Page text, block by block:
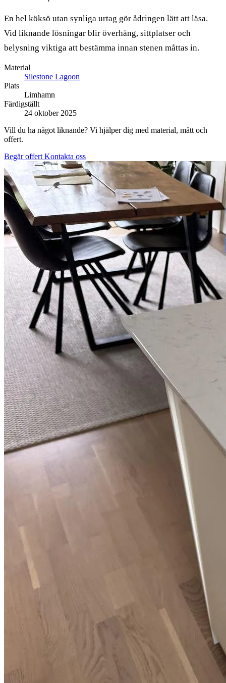
En hel köksö utan synliga urtag gör ådringen lätt att läsa.
Vid liknande lösningar blir överhäng, sittplatser och
belysning viktiga att bestämma innan stenen måttas in.
Material
Silestone Lagoon
Plats
Limhamn
Färdigställt
24 oktober 2025
Vill du ha något liknande? Vi hjälper dig med material, mått och
offert.
Begär offert Kontakta oss